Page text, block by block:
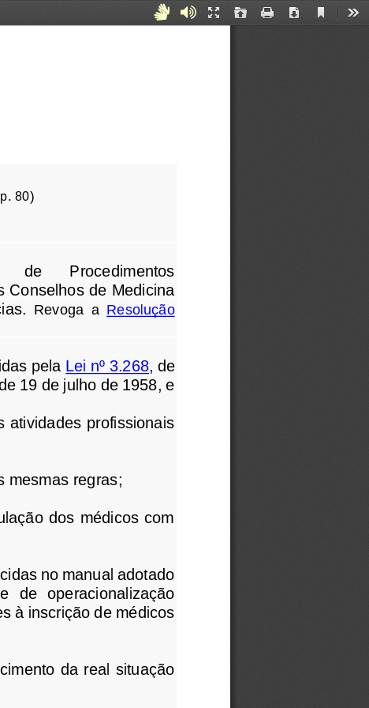
Acessibilidade
Áudiodescrição
Presentation
Open Print Download
Current
80)
de
Procedimentos
Conselhos de Medicina
Revoga  a Resolução
pela Lei nº 3.268, de
19 de julho de 1958, e
atividades profissionais
mesmas regras;
dos  médicos  com
no manual adotado
de  operacionalização
à inscrição de médicos
da real situação